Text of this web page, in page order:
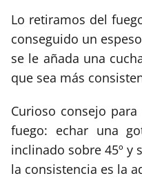
Lo retiramos del
conseguido un
se le añada una
que sea más
Curioso consejo
fuego: echar una
inclinado sobre 45º y
la consistencia es la